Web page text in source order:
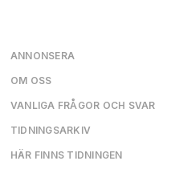
ANNONSERA
OM OSS
VANLIGA FRÅGOR OCH SVAR
TIDNINGSARKIV
HÄR FINNS TIDNINGEN